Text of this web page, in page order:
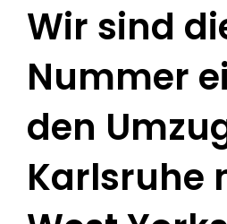
Wir sind
Nummer
den
Karlsruhe